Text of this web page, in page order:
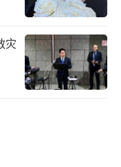
21世纪的新挑战
在经受考验。它
颠覆者？还是将
者碾碎于制度
灾